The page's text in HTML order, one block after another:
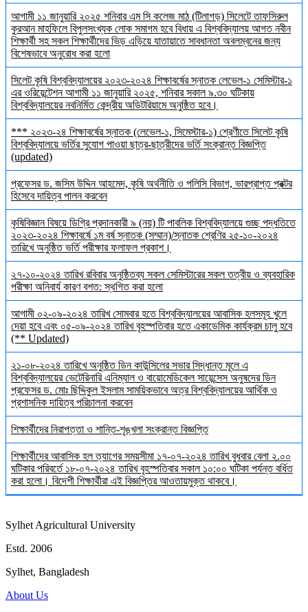
আগামী ১১ জানুয়ারি ২০২৫ শনিবার এম সি কলেজ মাঠ (টিলাগড়) সিলেটে তাফসিরুল
কুরআন মাহফিলে বিপুলসংখ্যক লোক সমাগম হবে বিধায় এ বিশ্ববিদ্যালয় আগত নবীন
শিক্ষার্থী সহ সকল শিক্ষার্থীদের ভিড় এড়িয়ে যাতায়াতে সাবধানতা অবলম্বনের জন্য
বিশেষভাবে অনুরোধ করা হলো
সিলেট কৃষি বিশ্ববিদ্যালয়ের ২০২৩-২০২৪ শিক্ষাবর্ষের স্নাতক লেভেল-১ সেমিস্টার-১
এর ওরিয়েন্টেশন আগামী ১১ জানুয়ারি ২০২৫, শনিবার সকাল ৯.৩০ ঘটিকায়
বিশ্ববিদ্যালয়ের নবনির্মিত কেন্দ্রীয় অডিটরিয়ামে অনুষ্ঠিত হবে।
*** ২০২৩-২৪ শিক্ষাবর্ষের স্নাতক (লেভেল-১, সিমেস্টার-১) শ্রেণীতে সিলেট কৃষি
বিশ্ববিদ্যালয়ে ভর্তির সুযোগ পাওয়া ছাত্র-ছাত্রীদের ভর্তি সংক্রান্ত বিজ্ঞপ্তি
(updated)
প্রফেসর ড. জসিম উদ্দিন আহমেদ, কৃষি অর্থনীতি ও পলিসি বিভাগ, ভারপ্রাপ্ত প্রক্টর
হিসেবে দায়িত্ব পালন করবেন
কৃষিবিজ্ঞান বিষয়ে ডিগ্রি প্রদানকারী ৯ (নয়) টি পাবলিক বিশ্ববিদ্যালয়ে গুচ্ছ পদ্ধতিতে
২০২৩-২০২৪ শিক্ষাবর্ষে ১ম বর্ষ স্নাতক (সম্মান)/স্নাতক শ্রেণির ২৫-১০-২০২৪
তারিখে অনুষ্ঠিত ভর্তি পরীক্ষার ফলাফল প্রকাশ।
২৭-১০-২০২৪ তারিখ রবিবার অনুষ্ঠিতব্য সকল সেমিস্টারের সকল তত্বীয় ও ব্যবহারিক
পরীক্ষা অনিবার্য কারণ বশত: স্থগিত করা হলো
আগামী ০২-০৯-২০২৪ তারিখ সোমবার হতে বিশ্ববিদ্যালয়ের আবাসিক হলসমূহ খুলে
দেয়া হবে এবং ০৫-০৯-২০২৪ তারিখ বৃহস্পতিবার হতে একাডেমিক কার্যক্রম চালু হবে
(** Updated)
২১-০৮-২০২৪ তারিখে অনুষ্ঠিত ডিন কাউন্সিলের সভার সিদ্ধান্ত মূলে এ
বিশ্ববিদ্যালয়ের ভেটেরিনারি এনিম্যাল ও বায়োমেডিকেল সায়েন্সেস অনুষদের ডিন
প্রফেসর ড. মোঃ ছিদ্দিকুল ইসলাম সাময়িকভাবে অত্র বিশ্ববিদ্যালয়ের আর্থিক ও
প্রশাসনিক দায়িত্ব পরিচালনা করবেন
শিক্ষার্থীদের নিরাপত্তা ও শান্তি-শৃঙ্খলা সংক্রান্ত বিজ্ঞপ্তি
শিক্ষার্থীদের আবাসিক হল ত্যাগের সময়সীমা ১৭-০৭-২০২৪ তারিখ বুধবার বেলা ২.০০
ঘটিকার পরিবর্তে ১৮-০৭-২০২৪ তারিখ বৃহস্পতিবার সকাল ১০:০০ ঘটিকা পর্যন্ত বর্ধিত
করা হলো। বিদেশী শিক্ষার্থীরা এই বিজ্ঞপ্তির আওতায়মুক্ত থাকবে।
Sylhet Agricultural University
Estd. 2006
Sylhet, Bangladesh
About Us